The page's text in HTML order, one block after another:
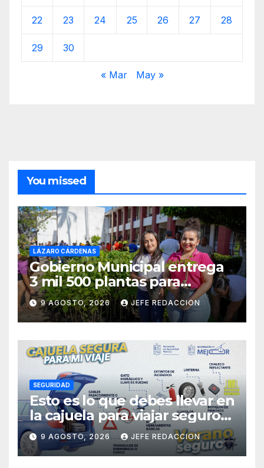
22 23 24 25 26 27 28
29 30
« Mar May »
You missed
LÁZARO CÁRDENAS
Gobierno Municipal entrega
3 mil 500 plantas para
sumarse a la Jornada
Nacional de Reforestación
9 AGOSTO, 2026 JEFE REDACCION
SEGURIDAD
Esto es lo que debes llevar en
la cajuela para viajar seguro
por carretera
9 AGOSTO, 2026 JEFE REDACCION